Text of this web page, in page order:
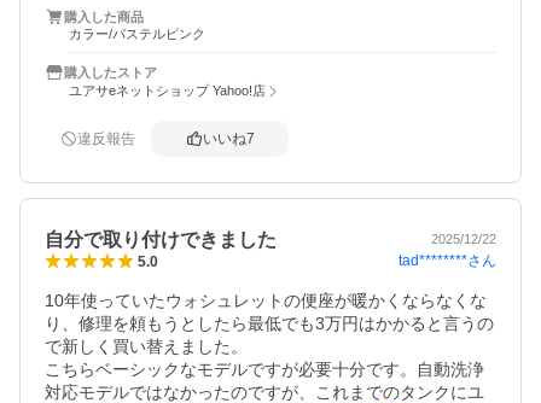
購入した商品
カラー/パステルピンク
購入したストア
ユアサeネットショップ Yahoo!店
違反報告 いいね7
自分で取り付けできました 2025/12/22
5.0 tad********さん
10年使っていたウォシュレットの便座が暖かくならなくな
り、修理を頼もうとしたら最低でも3万円はかかると言うの
で新しく買い替えました。
こちらベーシックなモデルですが必要十分です。自動洗浄
対応モデルではなかったのですが、これまでのタンクにユ